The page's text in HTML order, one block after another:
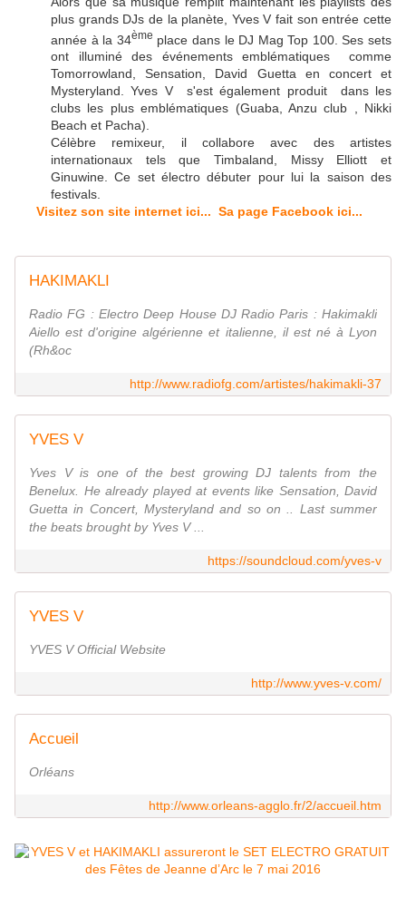
plus grands DJs de la planète, Yves V fait son entrée cette
année à la 34ème place dans le DJ Mag Top 100. Ses sets
ont illuminé des événements emblématiques comme
Tomorrowland, Sensation, David Guetta en concert et
Mysteryland. Yves V s'est également produit dans les
clubs les plus emblématiques (Guaba, Anzu club , Nikki
Beach et Pacha).
Célèbre remixeur, il collabore avec des artistes
internationaux tels que Timbaland, Missy Elliott et
Ginuwine. Ce set électro débuter pour lui la saison des
festivals.
Visitez son site internet ici... Sa page Facebook ici...
HAKIMAKLI
Radio FG : Electro Deep House DJ Radio Paris : Hakimakli
Aiello est d'origine algérienne et italienne, il est né à Lyon
(Rh&oc
http://www.radiofg.com/artistes/hakimakli-37
YVES V
Yves V is one of the best growing DJ talents from the
Benelux. He already played at events like Sensation, David
Guetta in Concert, Mysteryland and so on .. Last summer
the beats brought by Yves V ...
https://soundcloud.com/yves-v
YVES V
YVES V Official Website
http://www.yves-v.com/
Accueil
Orléans
http://www.orleans-agglo.fr/2/accueil.htm